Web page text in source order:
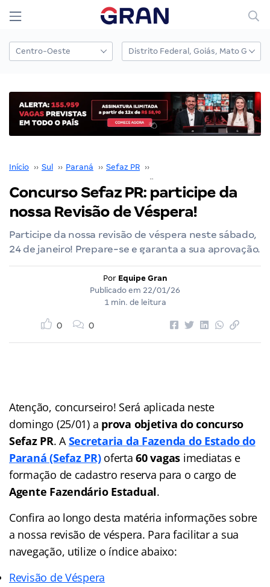
Início ›› Sul ›› Paraná ›› Sefaz PR ››
Concurso Sefaz PR: participe da
nossa Revisão de Véspera!
Participe da nossa revisão de véspera neste sábado,
24 de janeiro! Prepare-se e garanta a sua aprovação.
Por Equipe Gran
Publicado em 22/01/26
1 min. de leitura
0 0
Atenção, concurseiro! Será aplicada neste
domingo (25/01) a prova objetiva do concurso
Sefaz PR. ASecretaria da Fazenda do Estado do
Paraná (Sefaz PR)oferta60 vagas imediatas e
formação de cadastro reserva para o cargo de
Agente Fazendário Estadual.
Confira ao longo desta matéria informações sobre
a nossa revisão de véspera. Para facilitar a sua
navegação, utilize o índice abaixo:
Revisão de Véspera